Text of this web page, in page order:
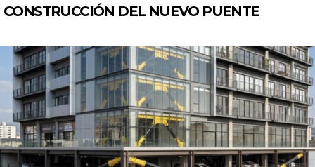
CONSTRUCCIÓN DEL NUEVO PUENTE